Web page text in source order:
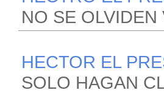
NO SE OLVIDEN
HECTOR EL
SOLO HAGAN